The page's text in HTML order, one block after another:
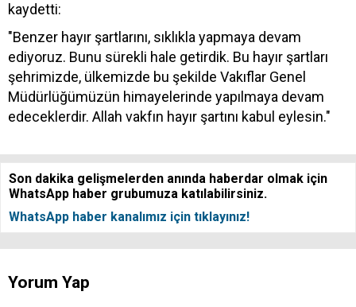
kaydetti:
"Benzer hayır şartlarını, sıklıkla yapmaya devam
ediyoruz. Bunu sürekli hale getirdik. Bu hayır şartları
şehrimizde, ülkemizde bu şekilde Vakıflar Genel
Müdürlüğümüzün himayelerinde yapılmaya devam
edeceklerdir. Allah vakfın hayır şartını kabul eylesin."
Son dakika gelişmelerden anında haberdar olmak için
WhatsApp haber grubumuza katılabilirsiniz.
WhatsApp haber kanalımız için tıklayınız!
Yorum Yap